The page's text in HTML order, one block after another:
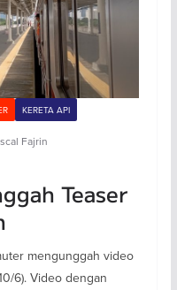
KERETA API
Fajrin
Teaser
mengunggah video
6). Video dengan